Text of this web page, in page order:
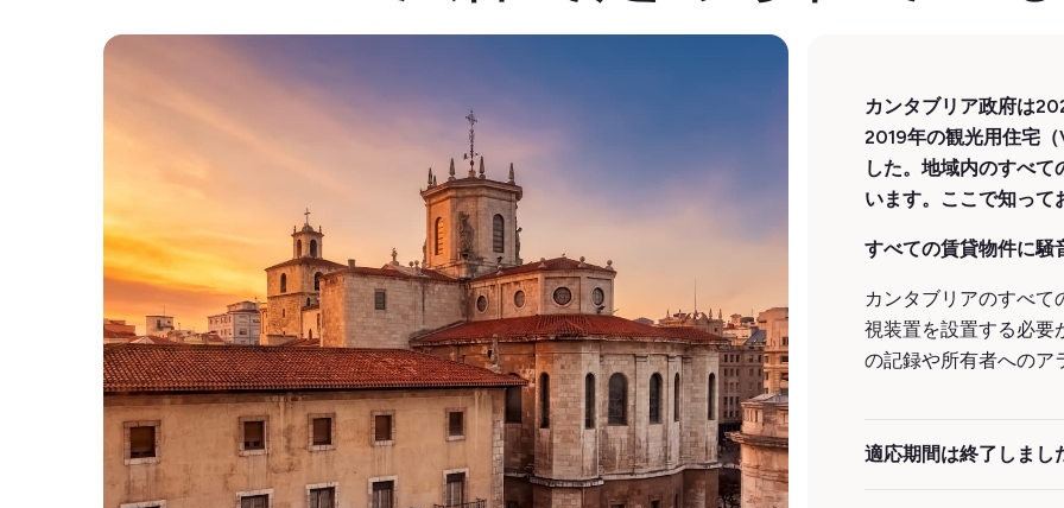
カンタブリア政府は
2019年の観光用住宅
した。地域内のすべ
います。ここで知って
すべての賃貸物件に騒
カンタブリアのすべて
視装置を設置する必要
の記録や所有者へのア
適応期間は終了しまし